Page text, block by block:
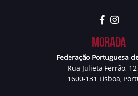
Morada
Federação Portuguesa
Rua Julieta Ferrão, 12
1600-131 Lisboa,